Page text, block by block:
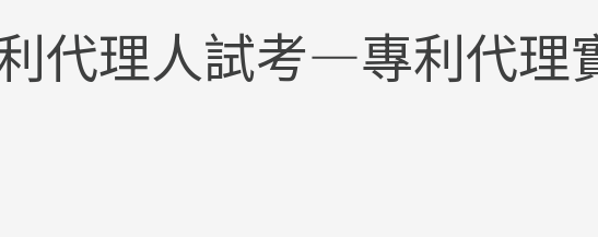
代理人試考―專利代理